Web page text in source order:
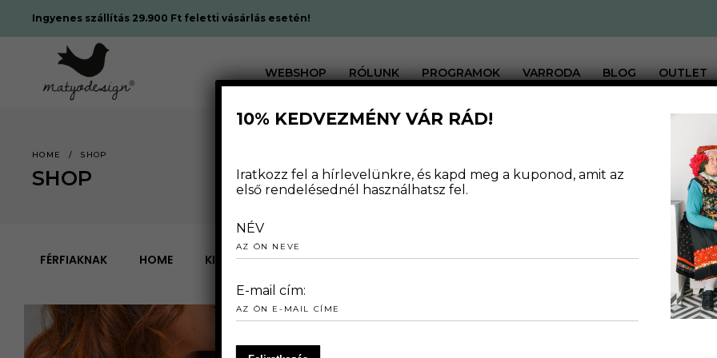
Ingyenes szállítás 29.900 Ft feletti vásárlás esetén!
WEBSHOP RÓLUNK PROGRAMOK VARRODA BLOG OUTLET
HOME / SHOP
SHOP
FÉRFIAKNAK HOME KIEGÉSZÍTŐ NŐKNEK PONCSÓK RUHÁK PULÓVEREK MELLÉNYEK
10% KEDVEZMÉNY VÁR RÁD!
Iratkozz fel a hírlevelünkre, és kapd meg a kuponod, amit az
első rendelésednél használhatsz fel.
NÉV
E-mail cím: